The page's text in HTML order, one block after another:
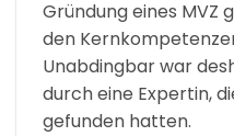
Gründung eines MVZ
den
Unabdingbar war
durch eine Expertin,
gefunden hatten.